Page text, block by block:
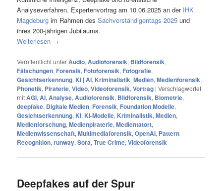
Analyseverfahren. Expertenvortrag am 10.06.2025 an der IHK
Magdeburg im Rahmen desSachverständigentags 2025 und
ihres 200-jährigen Jubiläums.
Weiterlesen →
Veröffentlicht unterAudio,Audioforensik, Bildforensik,
Fälschungen, Forensik, Fotoforensik, Fotografie,
Gesichtserkennung, KI | AI, Kriminalistik,Medien,Medienforensik,
Phonetik, Piraterie,Video,Videoforensik,Vortrag |Verschlagwortet
mitAGI,AI,Analyse,Audioforensik, Bildforensik, Biometrie,
deepfake, Digitale Medien, Forensik, Foundation Modelle,
Gesichtserkennung, KI, KI-Modelle, Kriminalistik,Medien,
Medienforschung,Medienpiraterie,Medientatort,
Medienwissenschaft,Multimediaforensik,OpenAI, Pattern
Recognition,runway,Sora,True Crime,Videoforensik
Deepfakes auf der Spur